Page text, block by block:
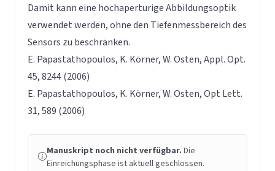
Damit kann eine hochaperturige Abbildungsoptik
verwendet werden, ohne den Tiefenmessbereich des
Sensors zu beschränken.
E. Papastathopoulos, K. Körner, W. Osten, Appl. Opt.
45, 8244 (2006)
E. Papastathopoulos, K. Körner, W. Osten, Opt Lett.
31, 589 (2006)
Manuskript noch nicht verfügbar. Die
Einreichungsphase ist aktuell geschlossen.